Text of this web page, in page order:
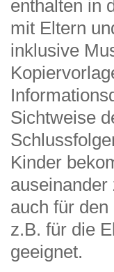
enthalten in
mit Eltern
inklusive
Sichtweise
Kinder
auch für
z.B. für die
geeignet.